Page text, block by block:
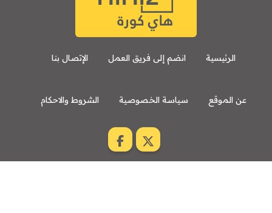
الرئيسية انضم إلى فريق العمل الإتصال بنا
عن الموقع سياسة الخصوصية الشروط والاحكام